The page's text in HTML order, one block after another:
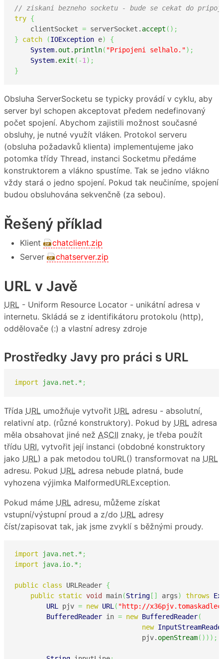
// ziskani bezneho socketu - bude se cekat do
try {
    clientSocket
= serverSocket. accept ( ) ;
}
catch (IOException e)
{
System. out . println( "Pripojeni selhalo.") ;
System. exit ( -1 ) ;
}
Obsluha ServerSocketu se typicky provádí v cyklu, aby
server byl schopen akceptovat předem nedefinovaný
počet spojení. Abychom zajistili možnost současné
obsluhy, je nutné využít vláken. Protokol serveru
(obsluha požadavků klienta) implementujeme jako
potomka třídy Thread, instanci Socketmu předáme
konstruktorem a vlákno spustíme. Tak se jedno vlákno
vždy stará o jedno spojení. Pokud tak neučiníme, spojení
budou obsluhována sekvenčně (za sebou).
Řešený příklad
Klient
chatclient.zip
Server
chatserver.zip
URL v Javě
URL - Uniform Resource Locator - unikátní adresa v
internetu. Skládá se z identifikátoru protokolu (http),
oddělovače (:) a vlastní adresy zdroje
Prostředky Javy pro práci s URL
import java.net.* ;
Třída URL umožňuje vytvořit URL adresu - absolutní,
relativní atp. (různé konstruktory). Pokud by URL adresa
měla obsahovat jiné než ASCII znaky, je třeba použít
třídu URI, vytvořit její instanci (obdobné konstruktory
jako URL) a pak metodou toURL() transformovat na URL
adresu. Pokud URL adresa nebude platná, bude
vyhozena výjimka MalformedURLException.
Pokud máme URL adresu, můžeme získat
vstupní/výstupní proud a z/do URL adresy
číst/zapisovat tak, jak jsme zvyklí s běžnými proudy.
import java.net.* ;
import
java.io.* ;
public class URLReader {
public static void main(String [ ] args) throws
URL pjv = new URL( "http://
BufferedReader in = new BufferedReader(
new
                                pjv.
openStream( ) ) ) ;